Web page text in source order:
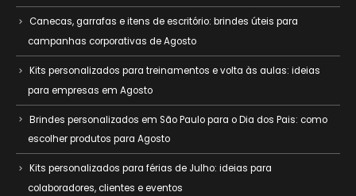
Canecas, garrafas e itens de escritório: brindes úteis para
campanhas corporativas de Agosto
Kits personalizados para treinamentos e volta às aulas: ideias
para empresas em Agosto
Brindes personalizados em São Paulo para o Dia dos Pais: como
escolher produtos para Agosto
Kits personalizados para férias de Julho: ideias para
colaboradores, clientes e eventos